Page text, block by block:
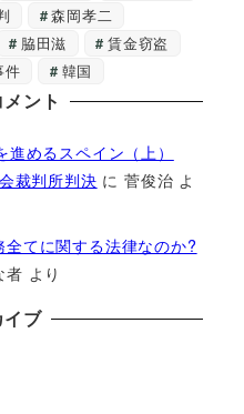
森岡孝二
脇田滋
賃金窃盗
件 韓国
ント
めるスペイン（上）
裁判所判決 に菅俊治 よ
てに関する法律なのか?
者 より
イブ